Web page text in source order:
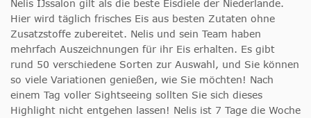
Nelis IJssalon gilt als die beste Eisdiele der Niederlande.
Hier wird täglich frisches Eis aus besten Zutaten ohne
Zusatzstoffe zubereitet. Nelis und sein Team haben
mehrfach Auszeichnungen für ihr Eis erhalten. Es gibt
rund 50 verschiedene Sorten zur Auswahl, und Sie können
so viele Variationen genießen, wie Sie möchten! Nach
einem Tag voller Sightseeing sollten Sie sich dieses
Highlight nicht entgehen lassen! Nelis ist 7 Tage die Woche